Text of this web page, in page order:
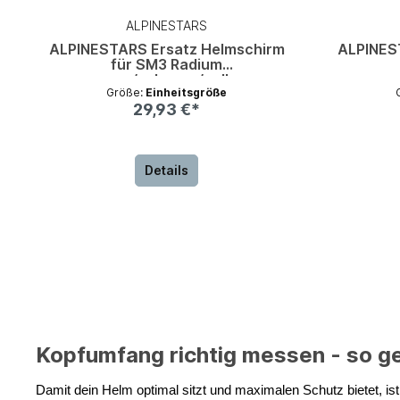
ALPINESTARS
ALPINESTARS Ersatz Helmschirm
für SM3 Radium
grau/schwarz/gelb
Größe: Einheitsgröße
29,93 €*
Details
Kopfumfang richtig messen - so
Damit dein Helm optimal sitzt und maximalen Schutz bietet,